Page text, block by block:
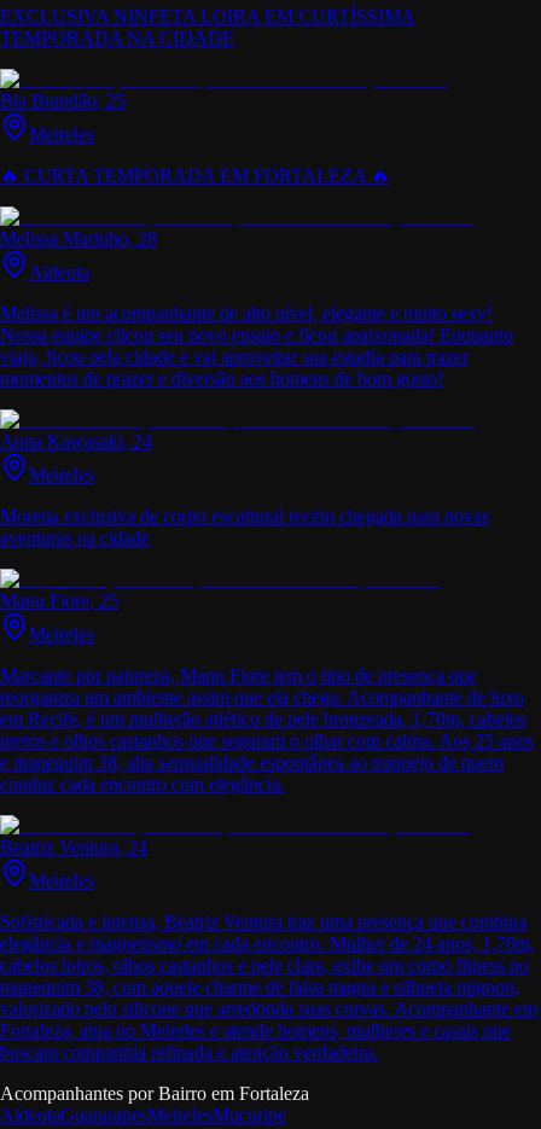
EXCLUSIVA NINFETA LOIRA EM CURTÍSSIMA
TEMPORADA NA CIDADE
Bia Brandão, 25
Meireles
🔥 CURTA TEMPORADA EM FORTALEZA 🔥
Melissa Marinho, 28
Aldeota
Melissa é um acompanhante de alto nível, elegante e muito sexy!
Nossa equipe clicou seu novo ensaio e ficou apaixonada! Enquanto
viaja, ficou pela cidade e vai aproveitar sua estadia para trazer
momentos de prazer e diversão aos homens de bom gosto!
Anna Kawasaki, 24
Meireles
Morena exclusiva de corpo escultural recém chegada para novas
aventuras na cidade
Manu Fiore, 25
Meireles
Marcante por natureza, Manu Fiore tem o tipo de presença que
reorganiza um ambiente assim que ela chega. Acompanhante de luxo
em Recife, é um mulherão atlético de pele bronzeada, 1,70m, cabelos
pretos e olhos castanhos que seguram o olhar com calma. Aos 25 anos
e manequim 38, alia sensualidade espontânea ao traquejo de quem
conduz cada encontro com elegância.
Beatriz Ventura, 24
Meireles
Sofisticada e intensa, Beatriz Ventura traz uma presença que combina
elegância e magnetismo em cada encontro. Mulher de 24 anos, 1,70m,
cabelos loiros, olhos castanhos e pele clara, exibe um corpo fitness no
manequim 38, com aquele charme de falsa magra e silhueta mignon,
valorizado pelo silicone que arredonda suas curvas. Acompanhante em
Fortaleza, atua no Meireles e atende homens, mulheres e casais que
buscam companhia refinada e atenção verdadeira.
Acompanhantes por Bairro em Fortaleza
AldeotaGuararapesMeirelesMucuripe